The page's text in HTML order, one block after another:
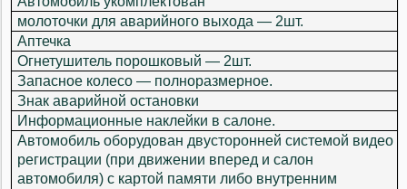
молоточки для аварийного выхода — 2шт.
Аптечка
Огнетушитель порошковый — 2шт.
Запасное колесо — полноразмерное.
Знак аварийной остановки
Информационные наклейки в салоне.
Автомобиль оборудован двусторонней системой видео
регистрации (при движении вперед и салон
автомобиля) с картой памяти либо внутренним